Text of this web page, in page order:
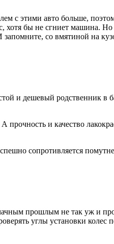
с этими авто больше,
бы не сгниет машина. Но
запомните, со вмятиной на
и дешевый родственник в
и качество
сопротивляется
прошлым не так уж и
углы установки колес